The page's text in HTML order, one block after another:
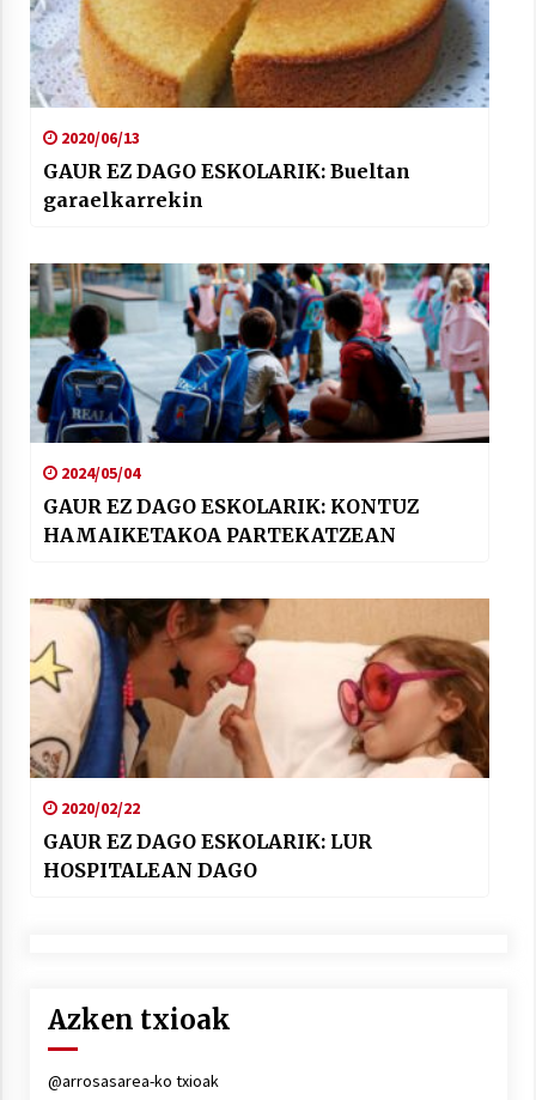
2020/06/13
GAUR EZ DAGO ESKOLARIK: Bueltan
garaelkarrekin
2024/05/04
GAUR EZ DAGO ESKOLARIK: KONTUZ
HAMAIKETAKOA PARTEKATZEAN
2020/02/22
GAUR EZ DAGO ESKOLARIK: LUR
HOSPITALEAN DAGO
Azken txioak
@arrosasarea-ko txioak